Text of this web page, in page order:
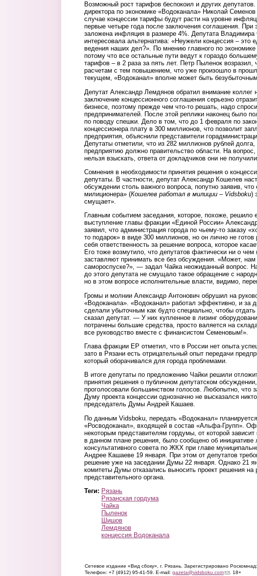
Возможный рост тарифов беспокоил и других
директора по экономике «Водоканала» Николай
случае концессии тарифы будут расти на уровне
первые четыре года после заключения соглашения. При
заложена инфляция в размере 4%. Депутата Владимира
интересовала альтернатива: «Неужели концессия – это
ведения наших дел?». По мнению главного по
потому что все остальные пути ведут к гораздо
тарифов – в 2 раза за пять лет. Петр Пыленок возразил,
расчетам с тем повышением, что уже произошло в
текущем, «Водоканал» вполне может быть
Депутат Александр Лемдянов обратил внимание коллег
заключение концессионного соглашения серьезно
бизнесе, поэтому прежде чем что-то решать, надо
предпринимателей. После этой реплики наконец было
по поводу спешки. Дело в том, что до 1 февраля по
концессионера плату в 300 миллионов, что позволит
предприятия, объяснили представители
Депутаты отметили, что из 282 миллионов рублей
предприятию должно правительство области. На
нельзя взыскать, ответа от докладчиков они не получили.
Сомнения в необходимости принятия решения о
депутаты. В частности, депутат Александр Кошелев
обсуждении столь важного вопроса, попутно заявив, что
милиционера» (Кошелев работал в милиции – Vidsboku)
смущает».
Главным событием заседания, которое, похоже, решило
выступление главы фракции «Единой России»
заявил, что администрация города по чьему-то заказу
то подарок» в виде 300 миллионов, но он лично не готов
себя ответственность за решение вопроса, которое
Его тоже возмутило, что депутатов фактически ни о чем
заставляют принимать все без обсуждения. «Может, нам
самороспуске?», — задал Чайка неожиданный вопрос.
до этого депутата не смущало такое обращение с
но в этом вопросе исполнительные власти, видимо,
Громы и молнии Александр Антонович обрушил на
«Водоканала». «Водоканал» работал эффективно, и за
сделали убыточным как будто специально, чтобы
сказал депутат. — У них купленное в лизинг
потрачены большие средства, просто валяется на
все руководство вместе с финансистом Семеновым!».
Глава фракции ЕР отметил, что в России нет опыта
зато в Рязани есть отрицательный опыт передачи
который оборачивался для города проблемами.
В итоге депутаты по предложению Чайки решили
принятия решения о публичном депутатском
проголосовали большинством голосов. Любопытно, что
Думу проекта концессии однозначно не высказался
председатель Думы Андрей Кашаев.
По данным Vidsboku, передать «Водоканал»
«Росводоканал», входящей в состав «Альфа-Групп».
некоторым представителям гордумы, от которой зависит
в данном плане решения, было сообщено об инициативе
консультативного совета по ЖКХ при главе
Андрее Кашаеве 19 января. При этом от депутатов
решение уже на заседании Думы 22 января. Однако 21
комитеты Думы отказались выносить проект решения на
представительного органа.
Теги: Рязань
Рязанская гордума
Чайка
Пыленок
Шишов
Лемдянов
концессия Водоканала
Сетевое издание «Вид сбоку», г. Рязань. Зарегистрировано
Телефон: +7 (4912) 95-41-59. E-mail: gazeta@vidsboku.com(link sends e-
. 18+